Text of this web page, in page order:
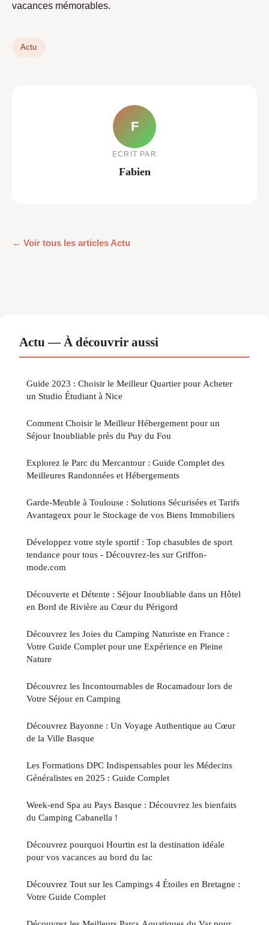
vacances mémorables.
Actu
F
ECRIT PAR
Fabien
← Voir tous les articles Actu
Actu — À découvrir aussi
Guide 2023 : Choisir le Meilleur Quartier pour Acheter
un Studio Étudiant à Nice
Comment Choisir le Meilleur Hébergement pour un
Séjour Inoubliable près du Puy du Fou
Explorez le Parc du Mercantour : Guide Complet des
Meilleures Randonnées et Hébergements
Garde-Meuble à Toulouse : Solutions Sécurisées et Tarifs
Avantageux pour le Stockage de vos Biens Immobiliers
Développez votre style sportif : Top chasubles de sport
tendance pour tous - Découvrez-les sur Griffon-
mode.com
Découverte et Détente : Séjour Inoubliable dans un Hôtel
en Bord de Rivière au Cœur du Périgord
Découvrez les Joies du Camping Naturiste en France :
Votre Guide Complet pour une Expérience en Pleine
Nature
Découvrez les Incontournables de Rocamadour lors de
Votre Séjour en Camping
Découvrez Bayonne : Un Voyage Authentique au Cœur
de la Ville Basque
Les Formations DPC Indispensables pour les Médecins
Généralistes en 2025 : Guide Complet
Week-end Spa au Pays Basque : Découvrez les bienfaits
du Camping Cabanella !
Découvrez pourquoi Hourtin est la destination idéale
pour vos vacances au bord du lac
Découvrez Tout sur les Campings 4 Étoiles en Bretagne :
Votre Guide Complet